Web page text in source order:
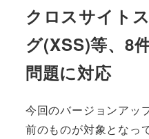
クロスサイト
グ(XSS)等、8
問題に対応
今回のバージョンアッ
前のものが対象となっ